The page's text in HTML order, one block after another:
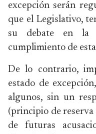
excepción serán
que el Legislativo,
su debate en la
cumplimiento de
De lo contrario,
estado de
algunos, sin un
(principio de reserva
de futuras